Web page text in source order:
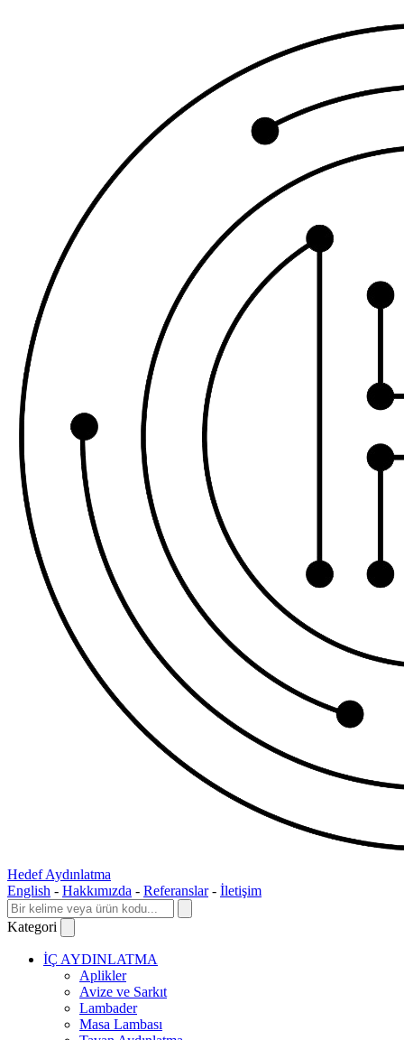
Hedef Aydınlatma
English - Hakkımızda - Referanslar - İletişim
Kategori
İÇ AYDINLATMA
Aplikler
Avize ve Sarkıt
Lambader
Masa Lambası